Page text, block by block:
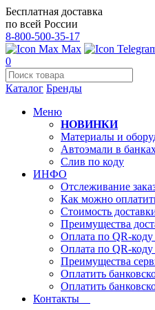
Бесплатная доставка
по всей России
8-800-500-35-17
Max
0
Каталог Бренды
Меню
НОВИНКИ
Материалы и
Автоэмали в
Слив по коду
ИНФО
Отслеживание
Как можно
Стоимость
Преимущества
Оплата по QR-
Оплата по QR-
Преимущества
Оплатить
Оплатить
Контакты